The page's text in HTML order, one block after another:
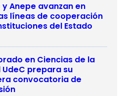
y Anepe avanzan en
líneas de cooperación
del Estado
en Ciencias de la
UdeC prepara su
convocatoria de